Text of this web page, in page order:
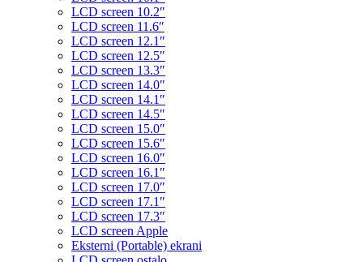
LCD screen 10.2″
LCD screen 11.6″
LCD screen 12.1″
LCD screen 12.5″
LCD screen 13.3″
LCD screen 14.0″
LCD screen 14.1″
LCD screen 14.5″
LCD screen 15.0″
LCD screen 15.6″
LCD screen 16.0″
LCD screen 16.1″
LCD screen 17.0″
LCD screen 17.1″
LCD screen 17.3″
LCD screen Apple
Eksterni (Portable) ekrani